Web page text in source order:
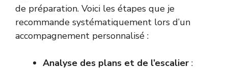
de préparation. Voici les étapes que je
recommande systématiquement lors d’un
accompagnement personnalisé :
Analyse des plans et de l’escalier :